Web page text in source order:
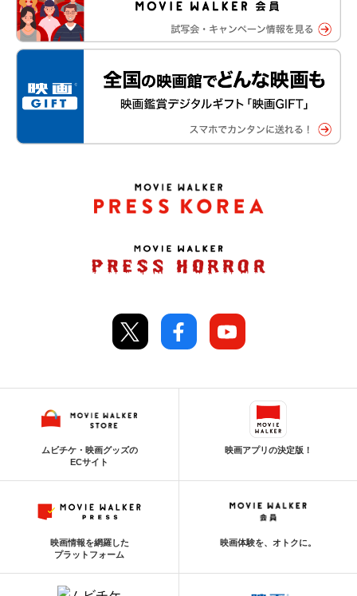
ムビチケ・映画グッズの
ECサイト
映画アプリの決定版！
映画情報を網羅した
プラットフォーム
映画体験を、オトクに。